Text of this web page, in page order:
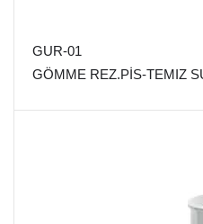
GUR-01
GÖMME REZ.PİS-TEMIZ